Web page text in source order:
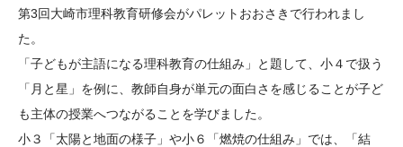
年報一覧
ム
科学教育振興助成・
次世代理系人材育成プ
ログラム助成
アクセス よくあるご質問
サイトマップ 中谷財団アーカイブ
日本語 English マイページ
第3回大崎市理科教育研修会がパレットおおさきで行われまし
た。
「子どもが主語になる理科教育の仕組み」と題して、小４で扱う
「月と星」を例に、教師自身が単元の面白さを感じることが子ど
も主体の授業へつながることを学びました。
小３「太陽と地面の様子」や小６「燃焼の仕組み」では、「結